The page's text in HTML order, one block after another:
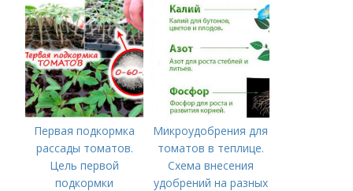
Первая подкормка
рассады томатов.
Цель первой
подкормки
Микроудобрения для
томатов в теплице.
Схема внесения
удобрений на разных